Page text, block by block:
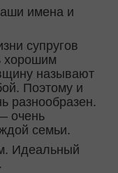
имена и
супругов
хорошим
называют
Поэтому и
разнообразен.
очень
семьи.
Идеальный